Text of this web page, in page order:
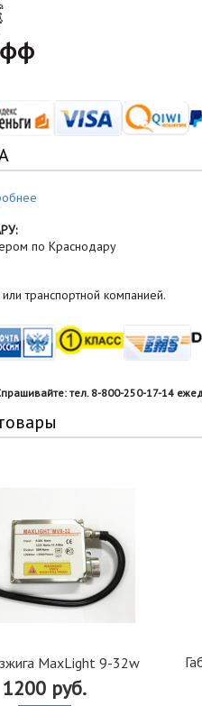
по Краснодару
транспортной компанией.
тел. 8-800-250-17-14
MaxLight 9-32w
1200 руб.